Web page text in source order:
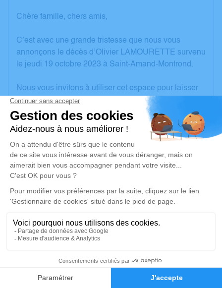
Faire-part Hommages
Chère famille, chers amis,
C’est avec une grande tristesse que nous vous
annonçons le décès d’Olivier LAMOURETTE survenu
le jeudi 19 octobre 2023 à Saint-Amand-Montrond.
Nous vous invitons à utiliser cet espace pour laisser
vos condoléances, partager des photos souvenirs,
une anecdote ou exprimer vos pensées à travers des
poèmes ou des textes. Cet endroit est un lieu
d'expression dédié à honorer la mémoire d’Olivier
LAMOURETTE.
Un service de plantation d’arbre hommage est
disponible ici.
Je rends hommage
Déroulé des obsèques